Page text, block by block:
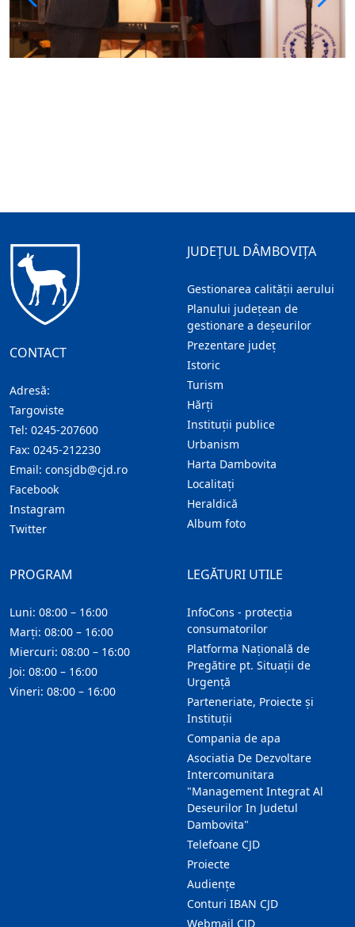
CONTACT
Adresă:
Targoviste
Tel: 0245-207600
Fax: 0245-212230
Email: consjdb@cjd.ro
Facebook
Instagram
Twitter
JUDEȚUL DÂMBOVIȚA
Gestionarea calității aerului
Planului județean de
gestionare a deșeurilor
Prezentare judeţ
Istoric
Turism
Hărţi
Instituţii publice
Urbanism
Harta Dambovita
Localitaţi
Heraldică
Album foto
LEGĂTURI UTILE
InfoCons - protecția
consumatorilor
Platforma Națională de
Pregătire pt. Situații de
Urgență
Parteneriate, Proiecte și
Instituții
Compania de apa
Asociatia De Dezvoltare
Intercomunitara
"Management Integrat Al
Deseurilor In Judetul
Dambovita"
Telefoane CJD
Proiecte
Audienţe
Conturi IBAN CJD
Webmail CJD
PROGRAM
Luni: 08:00 – 16:00
Marți: 08:00 – 16:00
Miercuri: 08:00 – 16:00
Joi: 08:00 – 16:00
Vineri: 08:00 – 16:00